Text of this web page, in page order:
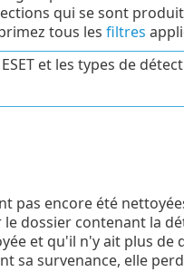
qui se sont
tous les filtres
et les types de
pas encore été
dossier contenant la
et qu'il n'y ait plus de
sa survenance, elle